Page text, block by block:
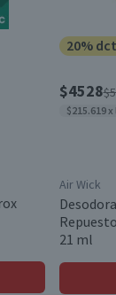
20%
$4528
$215.619
Air Wick
21 ml